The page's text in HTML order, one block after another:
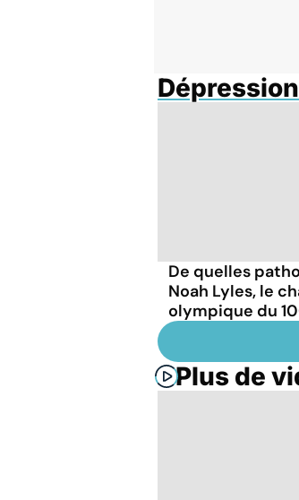
Dépression
De quelles
Noah Lyles, le
olympique du
Plus de